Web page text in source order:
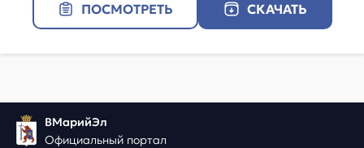
ПОСМОТРЕТЬ СКАЧАТЬ
ВМарийЭл
Официальный портал